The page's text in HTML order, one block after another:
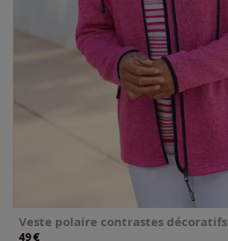
Veste polaire contrastes décoratifs
49€